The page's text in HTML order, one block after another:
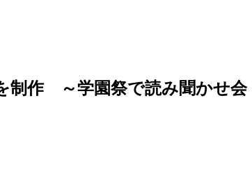
制作 ～学園祭で読み聞かせ